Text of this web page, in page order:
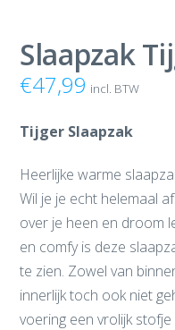
Slaapzak
€47,99 incl. BTW
Tijger Slaapzak
Heerlijke warme
Wil je je echt helemaal
over je heen en droom
en comfy is deze
te zien. Zowel van
innerlijk toch ook niet
voering een vrolijk